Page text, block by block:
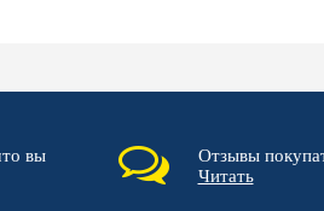
вы
Отзывы
Читать